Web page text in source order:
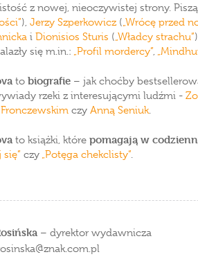
z nowej, nieoczywistej strony.
), Jerzy Szperkowicz („Wrócę przed
i Dionisios Sturis („Władcy strachu”
się m.in.: „Profil mordercy”,
to biografie – jak choćby
rzeki z interesującymi ludźmi -
czy Anną Seniuk.
to książki, które pomagają w
czy „Potęga chekclisty”.
– dyrektor wydawnicza
znak.com.pl